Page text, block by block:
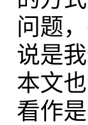
问题
说是
本文
看作